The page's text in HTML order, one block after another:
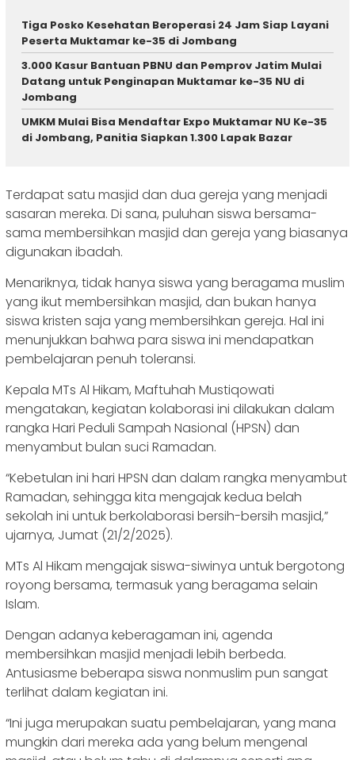
Tiga Posko Kesehatan Beroperasi 24 Jam Siap Layani
Peserta Muktamar ke-35 di Jombang
3.000 Kasur Bantuan PBNU dan Pemprov Jatim Mulai
Datang untuk Penginapan Muktamar ke-35 NU di
Jombang
UMKM Mulai Bisa Mendaftar Expo Muktamar NU Ke-35
di Jombang, Panitia Siapkan 1.300 Lapak Bazar
Terdapat satu masjid dan dua gereja yang menjadi
sasaran mereka. Di sana, puluhan siswa bersama-
sama membersihkan masjid dan gereja yang biasanya
digunakan ibadah.
Menariknya, tidak hanya siswa yang beragama muslim
yang ikut membersihkan masjid, dan bukan hanya
siswa kristen saja yang membersihkan gereja. Hal ini
menunjukkan bahwa para siswa ini mendapatkan
pembelajaran penuh toleransi.
Kepala MTs Al Hikam, Maftuhah Mustiqowati
mengatakan, kegiatan kolaborasi ini dilakukan dalam
rangka Hari Peduli Sampah Nasional (HPSN) dan
menyambut bulan suci Ramadan.
“Kebetulan ini hari HPSN dan dalam rangka menyambut
Ramadan, sehingga kita mengajak kedua belah
sekolah ini untuk berkolaborasi bersih-bersih masjid,”
ujarnya, Jumat (21/2/2025).
MTs Al Hikam mengajak siswa-siwinya untuk bergotong
royong bersama, termasuk yang beragama selain
Islam.
Dengan adanya keberagaman ini, agenda
membersihkan masjid menjadi lebih berbeda.
Antusiasme beberapa siswa nonmuslim pun sangat
terlihat dalam kegiatan ini.
“Ini juga merupakan suatu pembelajaran, yang mana
mungkin dari mereka ada yang belum mengenal